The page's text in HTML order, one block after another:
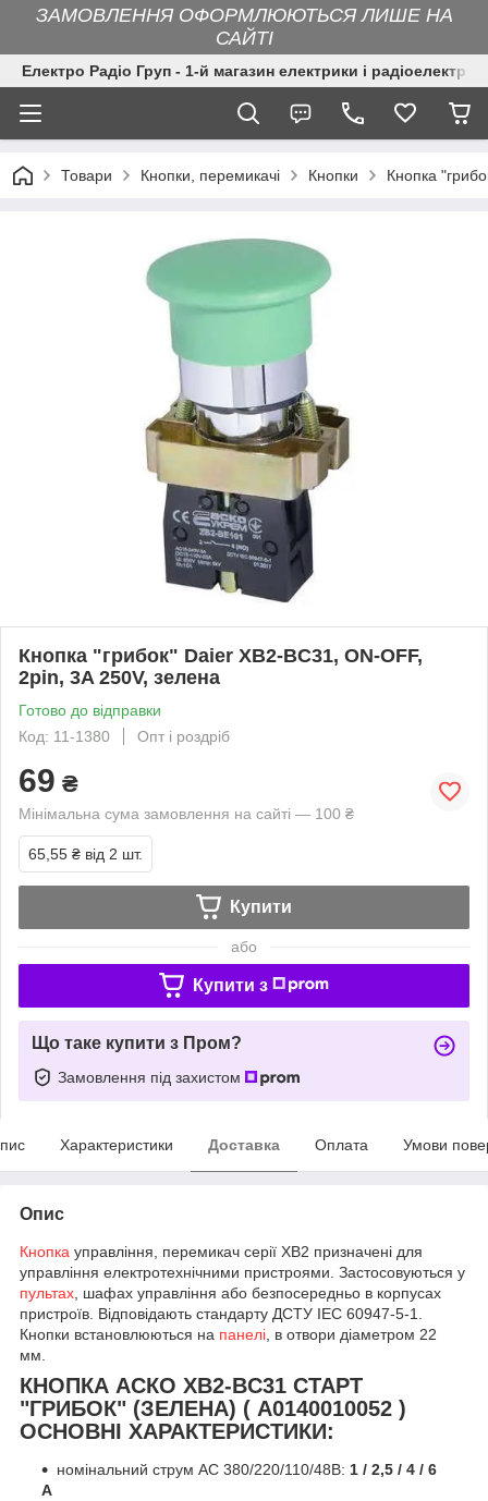
ЗАМОВЛЕННЯ ОФОРМЛЮЮТЬСЯ ЛИШЕ НА
САЙТІ
Електро Радіо Груп - 1-й магазин електрики і
Товари Кнопки, перемикачі Кнопки Кнопка
Кнопка "грибок" Daier XB2-BC31, ON-OFF,
2pin, 3A 250V, зелена
Готово до відправки
Код: 11-1380
Опт і роздріб
69 ₴
Мінімальна сума замовлення на сайті — 100 ₴
65,55 ₴ від 2 шт.
Купити
або
Купити з
Що таке купити з Пром?
Замовлення під захистом
Характеристики Доставка Оплата Умови
Опис
Кнопка управління, перемикач серії XB2 призначені для
управління електротехнічними пристроями. Застосовуються у
пультах , шафах управління або безпосередньо в корпусах
пристроїв. Відповідають стандарту ДСТУ ІЕС 60947-5-1.
Кнопки встановлюються на панелі , в отвори діаметром 22
мм.
КНОПКА АСКО XB2-BС31 СТАРТ
"ГРИБОК" (ЗЕЛЕНА) ( A0140010052 )
ОСНОВНІ ХАРАКТЕРИСТИКИ:
номінальний струм AC 380/220/110/48B: 1 / 2,5 / 4 / 6
А